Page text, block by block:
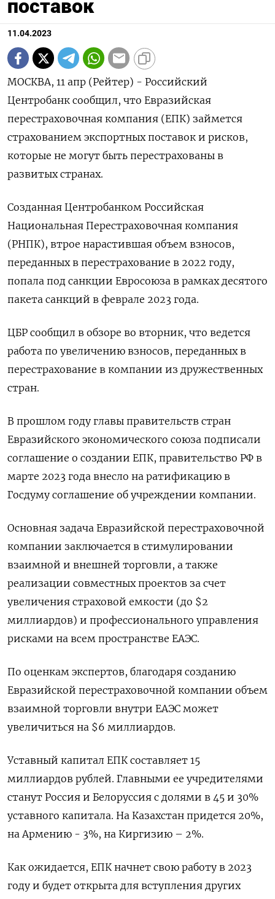
поставок
11.04.2023
МОСКВА, 11 апр (Рейтер) - Российский
Центробанк сообщил, что Евразийская
перестраховочная компания (ЕПК) займется
страхованием экспортных поставок и рисков,
которые не могут быть перестрахованы в
развитых странах.
Созданная Центробанком Российская
Национальная Перестраховочная компания
(РНПК), втрое нарастившая объем взносов,
переданных в перестрахование в 2022 году,
попала под санкции Евросоюза в рамках десятого
пакета санкций в феврале 2023 года.
ЦБР сообщил в обзоре во вторник, что ведется
работа по увеличению взносов, переданных в
перестрахование в компании из дружественных
стран.
В прошлом году главы правительств стран
Евразийского экономического союза подписали
соглашение о создании ЕПК, правительство РФ в
марте 2023 года внесло на ратификацию в
Госдуму соглашение об учреждении компании.
Основная задача Евразийской перестраховочной
компании заключается в стимулировании
взаимной и внешней торговли, а также
реализации совместных проектов за счет
увеличения страховой емкости (до $2
миллиардов) и профессионального управления
рисками на всем пространстве ЕАЭС.
По оценкам экспертов, благодаря созданию
Евразийской перестраховочной компании объем
взаимной торговли внутри ЕАЭС может
увеличиться на $6 миллиардов.
Уставный капитал ЕПК составляет 15
миллиардов рублей. Главными ее учредителями
станут Россия и Белоруссия с долями в 45 и 30%
уставного капитала. На Казахстан придется 20%,
на Армению - 3%, на Киргизию – 2%.
Как ожидается, ЕПК начнет свою работу в 2023
году и будет открыта для вступления других